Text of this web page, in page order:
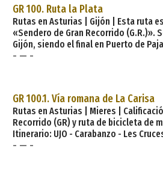
Puente de los Fierros
GR 100. Ruta la Plata
Rutas en Asturias | Gijón | Esta ruta
«Sendero de Gran Recorrido (G.R.)».
Gijón, siendo el final en Puerto de
Dificultad: Media Duración
Fierros (Lena),
- — -
GR 100.1. Vía romana de La Carisa
Rutas en Asturias | Mieres |
Recorrido (GR) y ruta de bicicleta de
Itinerario: UJO - Carabanzo - Les
Róbliga - Cochá El Acíu - Pertiechu La
- — -